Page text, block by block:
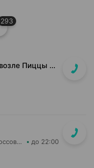
293
ул. Маяковского, д. 10, пом. 13 (возле Пиццы Мании)
ФармОстров ООО Аптека №9 на Рокоссовского до 22:00